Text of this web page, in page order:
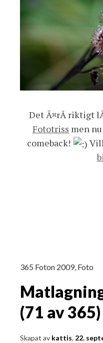
Det Ã¤rÂ riktigt
Fototriss men
comeback!
365 Foton 2009, Foto
(71 av 365)
Skapat av kattis, 22.